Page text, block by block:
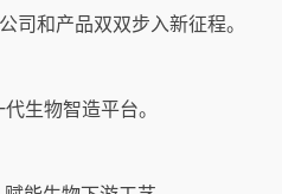
司和产品双双步入新征程。
生物智造平台。